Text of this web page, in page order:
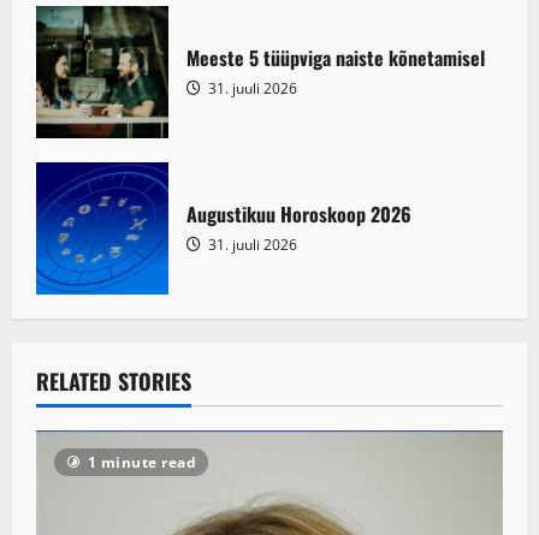
Meeste 5 tüüpviga naiste kõnetamisel
31. juuli 2026
Augustikuu Horoskoop 2026
31. juuli 2026
RELATED STORIES
1 minute read